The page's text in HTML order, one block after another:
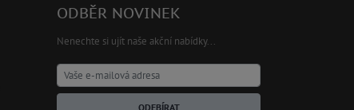
ODBĚR NOVINEK
Nenechte si ujít naše akční nabídky...
ODEBÍRAT